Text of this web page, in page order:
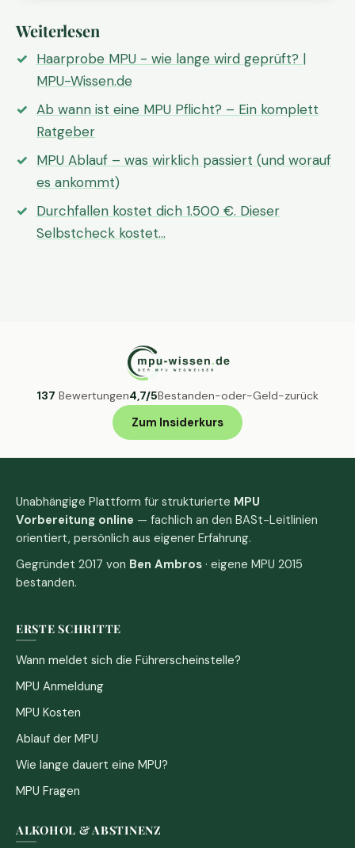
Weiterlesen
Haarprobe MPU - wie lange wird geprüft? |
MPU-Wissen.de
Ab wann ist eine MPU Pflicht? – Ein komplett
Ratgeber
MPU Ablauf – was wirklich passiert (und worauf
es ankommt)
Durchfallen kostet dich 1.500 €. Dieser
Selbstcheck kostet…
137 Bewertungen4,7/5Bestanden-oder-Geld-zurück
Zum Insiderkurs
Unabhängige Plattform für strukturierte MPU
Vorbereitung online — fachlich an den BASt-Leitlinien
orientiert, persönlich aus eigener Erfahrung.
Gegründet 2017 von Ben Ambros · eigene MPU 2015
bestanden.
ERSTE SCHRITTE
Wann meldet sich die Führerscheinstelle?
MPU Anmeldung
MPU Kosten
Ablauf der MPU
Wie lange dauert eine MPU?
MPU Fragen
ALKOHOL & ABSTINENZ